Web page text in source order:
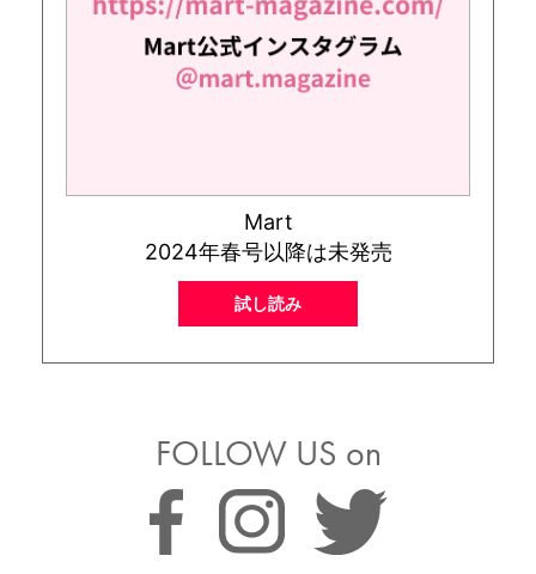
Mart
2024年春号以降は未発売
試し読み
FOLLOW US on